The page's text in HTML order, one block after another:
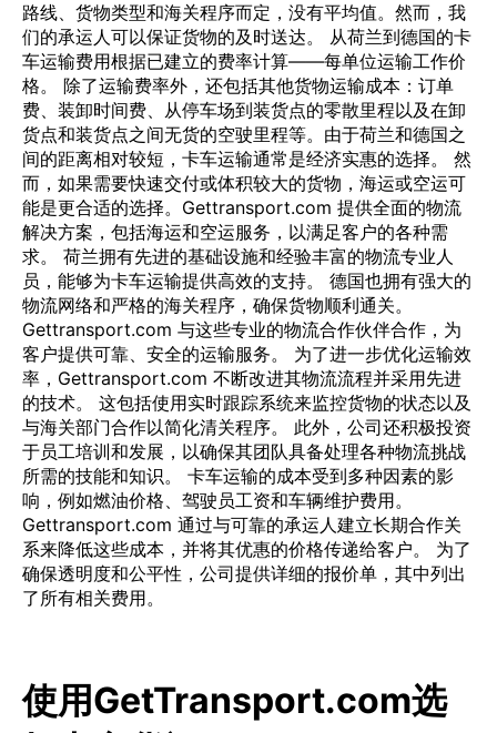
路线、货物类型和海关程序而定，没有平均值。然而，我
们的承运人可以保证货物的及时送达。 从荷兰到德国的卡
车运输费用根据已建立的费率计算——每单位运输工作价
格。 除了运输费率外，还包括其他货物运输成本：订单
费、装卸时间费、从停车场到装货点的零散里程以及在卸
货点和装货点之间无货的空驶里程等。由于荷兰和德国之
间的距离相对较短，卡车运输通常是经济实惠的选择。 然
而，如果需要快速交付或体积较大的货物，海运或空运可
能是更合适的选择。Gettransport.com 提供全面的物流
解决方案，包括海运和空运服务，以满足客户的各种需
求。 荷兰拥有先进的基础设施和经验丰富的物流专业人
员，能够为卡车运输提供高效的支持。 德国也拥有强大的
物流网络和严格的海关程序，确保货物顺利通关。
Gettransport.com 与这些专业的物流合作伙伴合作，为
客户提供可靠、安全的运输服务。 为了进一步优化运输效
率，Gettransport.com 不断改进其物流流程并采用先进
的技术。 这包括使用实时跟踪系统来监控货物的状态以及
与海关部门合作以简化清关程序。 此外，公司还积极投资
于员工培训和发展，以确保其团队具备处理各种物流挑战
所需的技能和知识。 卡车运输的成本受到多种因素的影
响，例如燃油价格、驾驶员工资和车辆维护费用。
Gettransport.com 通过与可靠的承运人建立长期合作关
系来降低这些成本，并将其优惠的价格传递给客户。 为了
确保透明度和公平性，公司提供详细的报价单，其中列出
了所有相关费用。
使用GetTransport.com选